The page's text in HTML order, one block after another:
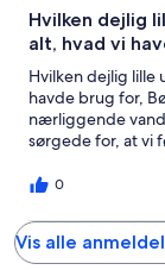
Hvilken dejlig
alt, hvad vi
Hvilken dejlig lille
havde brug for,
nærliggende
sørgede for, at vi
0
Vis alle